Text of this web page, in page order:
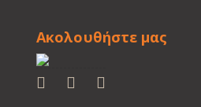
Ακολουθήστε μας